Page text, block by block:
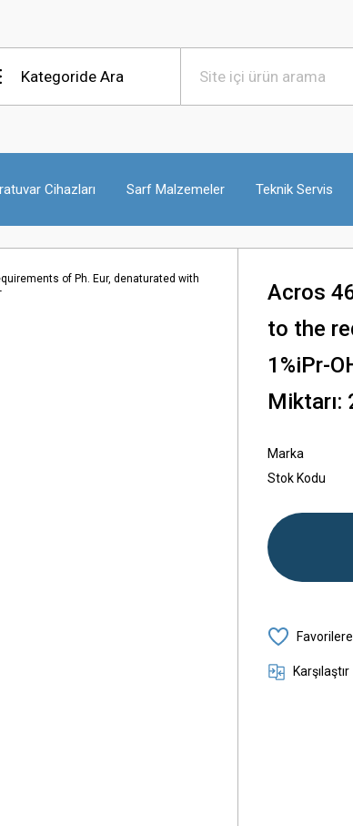
Cihazları Sarf Malzemeler Teknik Servis
Acros
to the
1%iPr-
Miktarı:
Marka
Stok Kodu
Karşılaştır